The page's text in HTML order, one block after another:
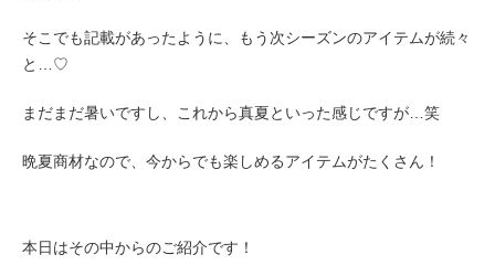
そこでも記載があったように、もう次シーズンのアイテムが続々
と…♡
まだまだ暑いですし、これから真夏といった感じですが…笑
晩夏商材なので、今からでも楽しめるアイテムがたくさん！
本日はその中からのご紹介です！